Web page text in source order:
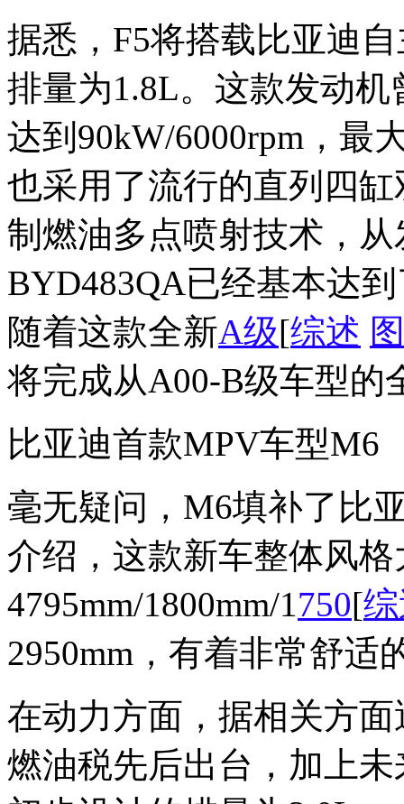
据悉，F5将搭载比亚迪
排量为1.8L。这款发动
达到90kW/6000rpm，最
也采用了流行的直列四
制燃油多点喷射技术，
BYD483QA已经基本达
随着这款全新A级[综述
将完成从A00-B级车型的
比亚迪首款MPV车型M6
毫无疑问，M6填补了比
介绍，这款新车整体风
4795mm/1800mm/1750[
2950mm，有着非常舒适
在动力方面，据相关方
燃油税先后出台，加上